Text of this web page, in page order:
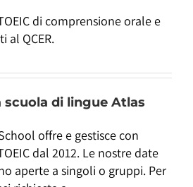
di comprensione orale e
al QCER.
scuola di lingue Atlas
offre e gestisce con
dal 2012. Le nostre date
aperte a singoli o gruppi. Per